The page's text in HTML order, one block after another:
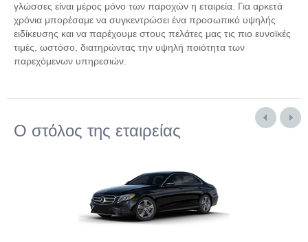
γλώσσες είναι μέρος μόνο των παροχών η εταιρεία. Για αρκετά
χρόνια μπορέσαμε να συγκεντρώσει ένα προσωπικό υψηλής
ειδίκευσης και να παρέχουμε στους πελάτες μας τις πιο ευνοϊκές
τιμές, ωστόσο, διατηρώντας την υψηλή ποιότητα των
παρεχόμενων υπηρεσιών.
Ο στόλος της εταιρείας